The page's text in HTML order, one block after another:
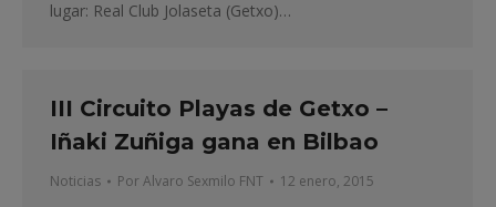
lugar: Real Club Jolaseta (Getxo)…
III Circuito Playas de Getxo –
Iñaki Zuñiga gana en Bilbao
Noticias PorAlvaro Sexmilo FNT 12 enero, 2015